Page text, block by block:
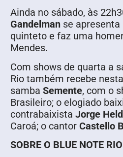
Ainda no sábado, às
Gandelman se
quinteto e faz uma
Mendes.
Com shows de quarta a
Rio também recebe
samba Semente, com o
Brasileiro; o elogiado
contrabaixista Jorge
Caroá; o cantor Castello
SOBRE O BLUE NOTE RIO